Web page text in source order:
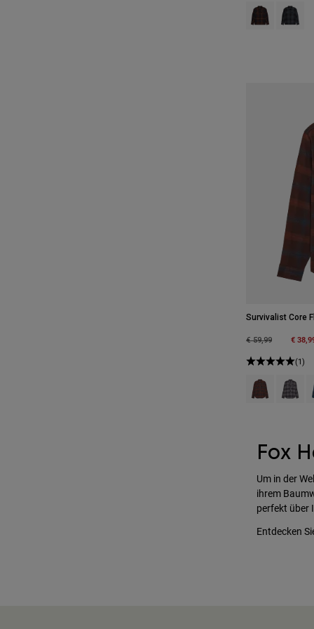
Product
Survivalist Core
Price reduced
€ 59,99to €
(1)
Product
Fox
Um in der
ihrem
perfekt über
Entdecken